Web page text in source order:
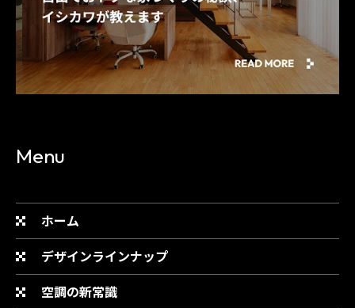
Menu
ホーム
デザインラインナップ
空調の新常識